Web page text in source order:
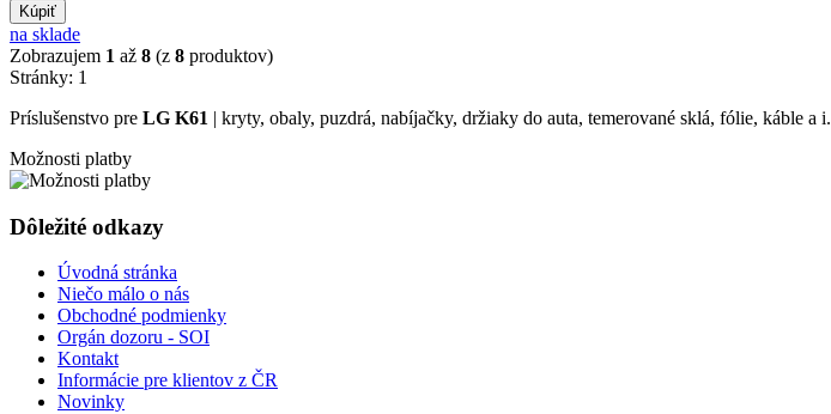
Kúpiť
na sklade
Zobrazujem 1 až 8 (z 8 produktov)
Stránky: 1
Príslušenstvo pre LG K61 | kryty, obaly, puzdrá, nabíjačky, držiaky do auta, temerované sklá, fólie, káble a i.
Možnosti platby
Dôležité odkazy
Úvodná stránka
Niečo málo o nás
Obchodné podmienky
Orgán dozoru - SOI
Kontakt
Informácie pre klientov z ČR
Novinky